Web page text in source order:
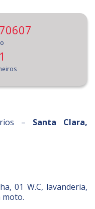
70607
1
– Santa Clara,
01 W.C, lavanderia,
moto.